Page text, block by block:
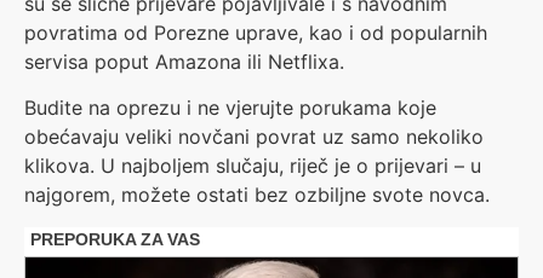
povratima od Porezne uprave, kao i od popularnih
servisa poput Amazona ili Netflixa.
Budite na oprezu i ne vjerujte porukama koje
obećavaju veliki novčani povrat uz samo nekoliko
klikova. U najboljem slučaju, riječ je o prijevari – u
najgorem, možete ostati bez ozbiljne svote novca.